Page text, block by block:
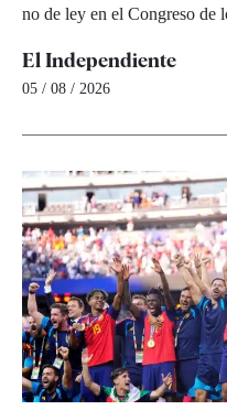
no de ley en el Congreso
El Independiente
05 / 08 / 2026